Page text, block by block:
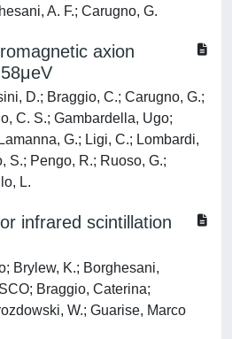
A. F.; Carugno, G.
axion
D.; Braggio, C.; Carugno, G.;
C. S.; Gambardella, Ugo;
G.; Ligi, C.; Lombardi,
S.; Pengo, R.; Ruoso, G.;
L.
infrared scintillation
Brylew, K.; Borghesani,
Braggio, Caterina;
W.; Guarise, Marco